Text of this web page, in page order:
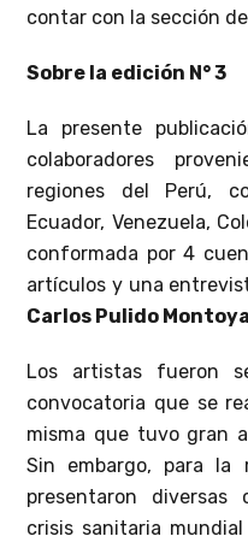
contar con la sección
Sobre la edición N° 3
La presente
colaboradores
regiones del Perú,
Ecuador, Venezuela,
conformada por 4
artículos y una
Carlos Pulido
Los artistas fueron
convocatoria que se
misma que tuvo gran
Sin embargo, para la
presentaron diversas
crisis sanitaria